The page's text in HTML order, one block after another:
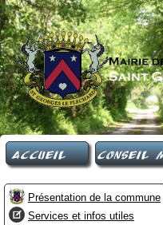
Accueil Conseil
Présentation de la commune
Services et infos utiles